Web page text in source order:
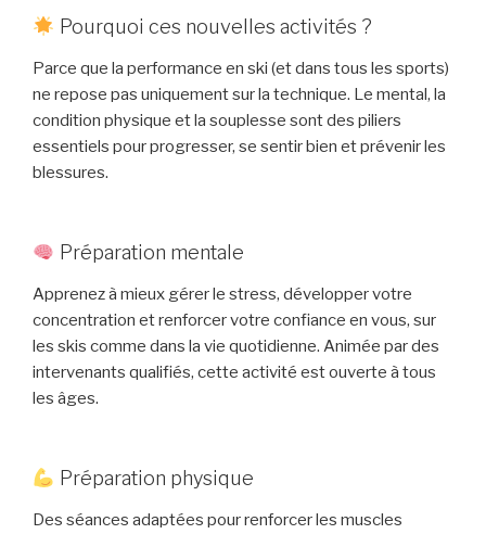
Pourquoi ces nouvelles activités ?
Parce que la performance en ski (et dans tous les sports)
ne repose pas uniquement sur la technique. Le mental, la
condition physique et la souplesse sont des piliers
essentiels pour progresser, se sentir bien et prévenir les
blessures.
Préparation mentale
Apprenez à mieux gérer le stress, développer votre
concentration et renforcer votre confiance en vous, sur
les skis comme dans la vie quotidienne. Animée par des
intervenants qualifiés, cette activité est ouverte à tous
les âges.
Préparation physique
Des séances adaptées pour renforcer les muscles